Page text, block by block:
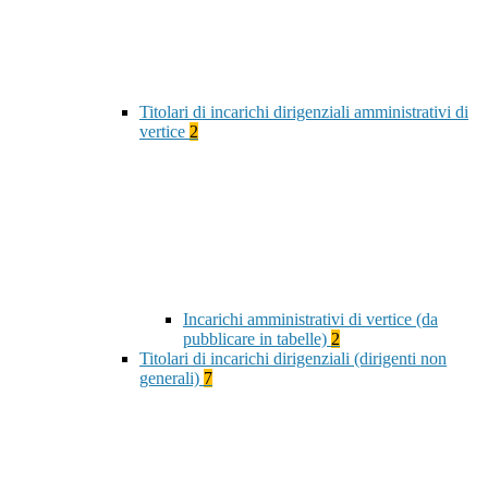
Titolari di incarichi dirigenziali amministrativi di
vertice 2
Incarichi amministrativi di vertice (da
pubblicare in tabelle) 2
Titolari di incarichi dirigenziali (dirigenti non
generali) 7